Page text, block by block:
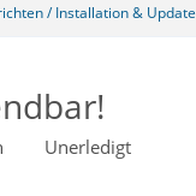
/ Installation & Update
Unerledigt